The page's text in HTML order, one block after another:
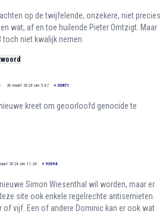
op de twijfelende, onzekere, niet precies
wat, af en toe huilende Pieter Omtzigt. Maar
toch niet kwalijk nemen.
26 maart 2024 om 5:47 + 30871
kreet om geoorloofd genocide te
2024 om 11:24 + 93094
Simon Wiesenthal wil worden, maar er
site ook enkele regelrechte antisemieten.
of vijf. Een of andere Dominic kan er ook wat